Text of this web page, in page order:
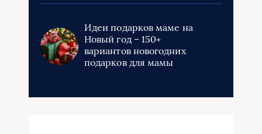
Идеи подарков маме на
Новый год – 150+
вариантов новогодних
подарков для мамы